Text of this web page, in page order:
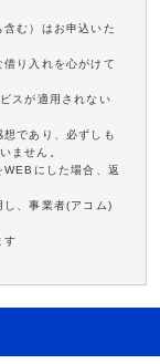
む）はお申込いた
り入れを心がけて
スが適用されない
であり、必ずしも
ません。
にした場合、返
し、事業者(アコム)
す